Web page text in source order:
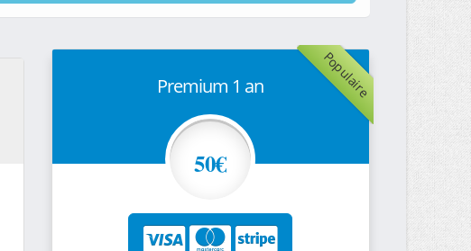
Populaire
Premium 1 an
50€